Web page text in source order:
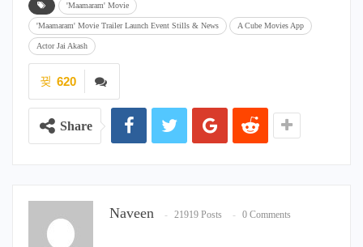
'Maamaram' Movie
'Maamaram' Movie Trailer Launch Event Stills & News A Cube Movies App
Actor Jai Akash
620
Share
Naveen 21919 Posts 0 Comments